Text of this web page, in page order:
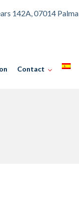
142A, 07014 Palma
Contact